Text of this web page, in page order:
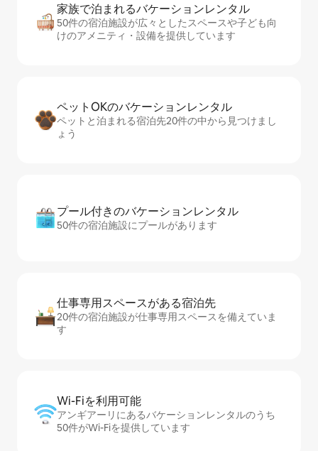
家族で泊まれるバ⁠ケ⁠ー⁠シ⁠ョ⁠ンレ⁠ン⁠タ⁠ル
50件の宿泊施設が広々としたスペースや子ども向
けのアメニティ・設備を提供しています
ペットOKのバ⁠ケ⁠ー⁠シ⁠ョ⁠ンレ⁠ン⁠タ⁠ル
ペットと泊まれる宿泊先20件の中から見つけまし
ょう
プール付きのバ⁠ケ⁠ー⁠シ⁠ョ⁠ンレ⁠ン⁠タ⁠ル
50件の宿泊施設にプールがあります
仕事専用ス⁠ペ⁠ー⁠スがあ⁠る宿⁠泊⁠先
20件の宿泊施設が仕事専用スペースを備えていま
す
Wi-Fiを利⁠用⁠可⁠能
アンギアーリにあるバケーションレンタルのうち
50件がWi-Fiを提供しています